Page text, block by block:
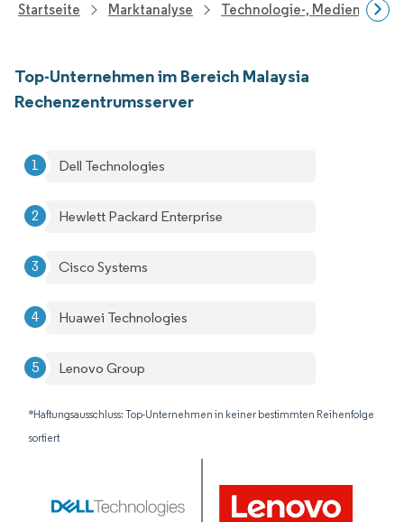
Startseite Marktanalyse Technologie-, Medien- Und
Top-Unternehmen im Bereich Malaysia
Rechenzentrumsserver
Dell Technologies
Hewlett Packard Enterprise
Cisco Systems
Huawei Technologies
Lenovo Group
*Haftungsausschluss: Top-Unternehmen in keiner bestimmten Reihenfolge
sortiert